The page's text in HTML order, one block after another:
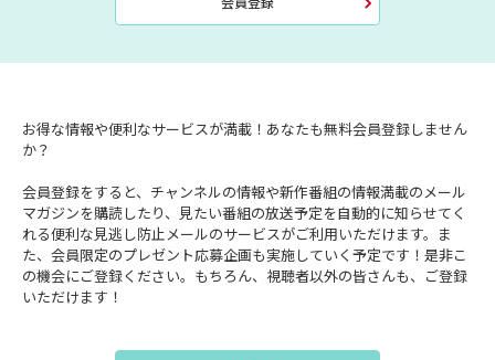
お得な情報や便利なサービスが満載！あなたも無料会員登録しません
か？
会員登録をすると、チャンネルの情報や新作番組の情報満載のメール
マガジンを購読したり、見たい番組の放送予定を自動的に知らせてく
れる便利な見逃し防止メールのサービスがご利用いただけます。ま
た、会員限定のプレゼント応募企画も実施していく予定です！是非こ
の機会にご登録ください。もちろん、視聴者以外の皆さんも、ご登録
いただけます！